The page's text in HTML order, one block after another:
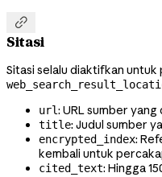

Sitasi
Sitasi selalu diaktifkan
url: URL sumber yang
title: Judul sumber
encrypted_index:
kembali untuk
cited_text: Hingga